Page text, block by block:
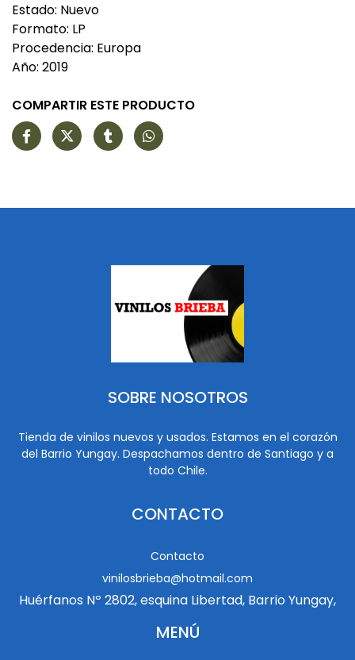
Estado: Nuevo
Formato: LP
Procedencia: Europa
Año: 2019
COMPARTIR ESTE PRODUCTO
SOBRE NOSOTROS
Tienda de vinilos nuevos y usados. Estamos en el corazón
del Barrio Yungay. Despachamos dentro de Santiago y a
todo Chile.
CONTACTO
Contacto
vinilosbrieba@hotmail.com
Huérfanos Nº 2802, esquina Libertad, Barrio Yungay,
MENÚ